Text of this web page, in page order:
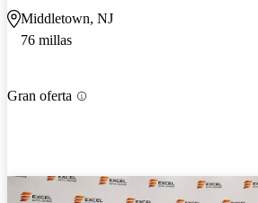
Middletown, NJ
76 millas
Gran oferta